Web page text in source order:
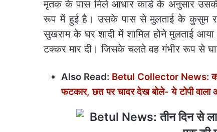
मृतक के पास मिले आधार कार्ड के अनुसार उसकी
रूप में हुई है। उसके पास से मुलताई के कुसुम
सुखराम के घर शादी में शामिल होने मुलताई
टक्कर मार दी। जिसके चलते वह गंभीर रूप से
Also Read: Betul Collector News:
फटकार, छत पर चादर देख बोले- ये टोपी वाला